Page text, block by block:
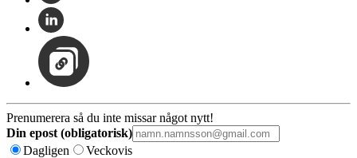
Prenumerera så du inte missar något nytt!
Din epost (obligatorisk)
Dagligen
Veckovis